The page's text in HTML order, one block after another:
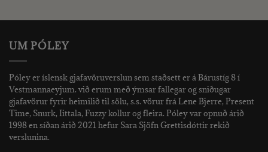
UM PÓLEY
Póley er íslensk gjafavöruverslun sem staðsett er á Bárustíg 8 í
Vestmannaeyjum. við erum með ýmsar fallegar og sniðugar
gjafavörur fyrir heimilið til sölu, s.s. vörur frá Lene Bjerre, Present
Time, Snurk, Iittala, Fuzzy kollur og fleira. Póley var opnuð árið
1998 en síðan árið 2021 hefur Sara Sjöfn Grettisdóttir rekið
verslunina.